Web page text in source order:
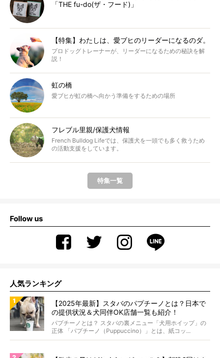
「THE fu-do(ザ・フード)」
【特集】わたしは、愛ブヒのリーダーになるのダ。
プロドッグトレーナーが、リーダーになるための秘訣を解
説！
虹の橋
愛ブヒが虹の橋へ向かう準備をするための場所
フレブル里親/保護犬情報
French Bulldog Lifeでは、保護犬を一頭でも多く救うため
の活動支援をしています。
特集一覧
Follow us
人気ランキング
【2025年最新】スタバのパプチーノとは？日本で
の提供状況＆犬同伴OK店舗一覧も紹介！
パプチーノとは？ スタバの裏メニュー「犬用ホイップ」の
正体 「パプチーノ（Puppuccino）」とは、紙コッ...